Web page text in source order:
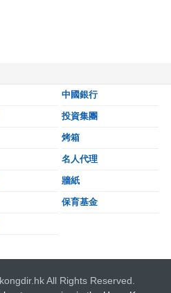
中國銀行
投資集團
烤箱
名人代理
牆紙
保育基金
All Rights Reserved.